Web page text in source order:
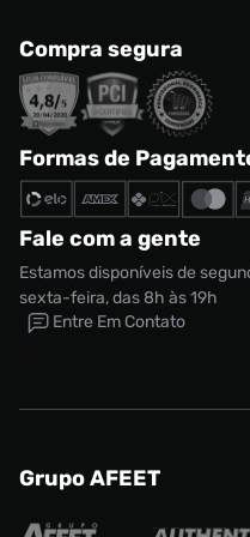
Compra segura
Formas de
Fale com a gente
Estamos disponíveis de
sexta-feira, das 8h às 19h
Entre Em Contato
Grupo AFEET